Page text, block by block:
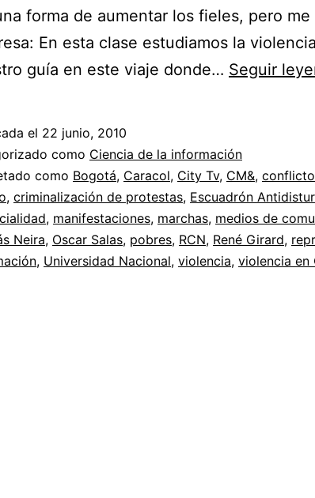
forma de aumentar los fieles, pero
En esta clase estudiamos la
guía en este viaje donde… Seguir
el 22 junio, 2010
como Ciencia de la información
como Bogotá, Caracol, City Tv, CM&,
, criminalización de protestas, Escuadrón
, manifestaciones, marchas, medios de
Neira, Oscar Salas, pobres, RCN, René Girard,
, Universidad Nacional, violencia, violencia en